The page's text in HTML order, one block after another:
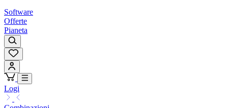
Software
Offerte
Pianeta
Logi